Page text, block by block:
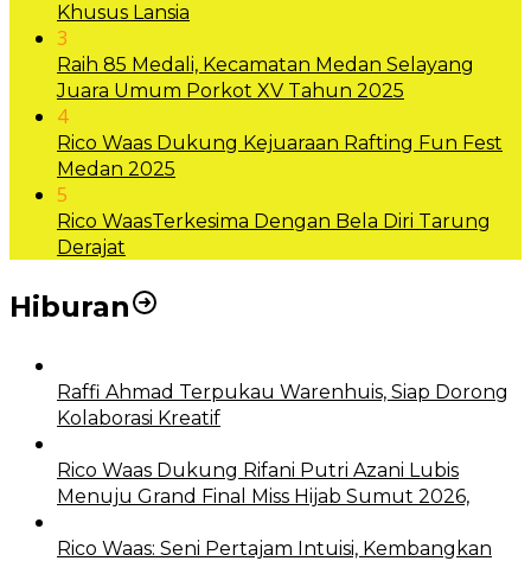
Khusus Lansia
3
Raih 85 Medali, Kecamatan Medan Selayang
Juara Umum Porkot XV Tahun 2025
4
Rico Waas Dukung Kejuaraan Rafting Fun Fest
Medan 2025
5
Rico WaasTerkesima Dengan Bela Diri Tarung
Derajat
Hiburan
Raffi Ahmad Terpukau Warenhuis, Siap Dorong
Kolaborasi Kreatif
Rico Waas Dukung Rifani Putri Azani Lubis
Menuju Grand Final Miss Hijab Sumut 2026,
Rico Waas: Seni Pertajam Intuisi, Kembangkan